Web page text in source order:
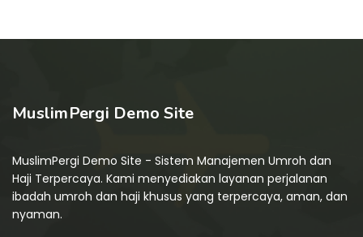
MuslimPergi Demo Site
MuslimPergi Demo Site - Sistem Manajemen Umroh dan
Haji Terpercaya. Kami menyediakan layanan perjalanan
ibadah umroh dan haji khusus yang terpercaya, aman, dan
nyaman.